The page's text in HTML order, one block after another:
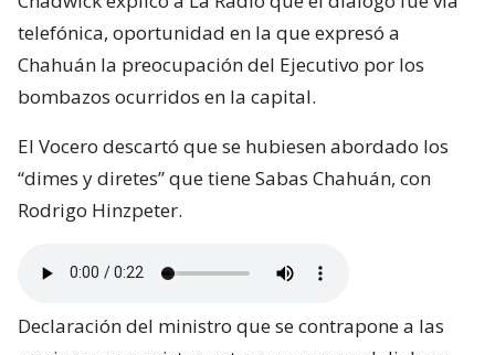
telefónica, oportunidad en la que expresó a
Chahuán la preocupación del Ejecutivo por los
bombazos ocurridos en la capital.
El Vocero descartó que se hubiesen abordado los
“dimes y diretes” que tiene Sabas Chahuán, con
Rodrigo Hinzpeter.
Declaración del ministro que se contrapone a las